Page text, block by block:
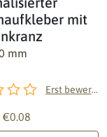
mit
mm
Erst bewerten!
€0.08